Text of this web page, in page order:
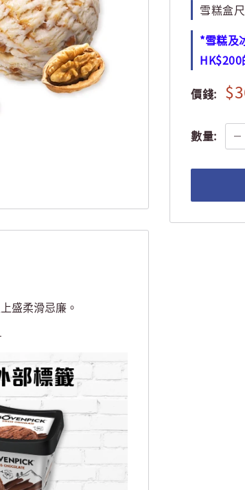
雪糕盒
*雪糕及
HK$200
價錢:
數量:
盛柔滑忌廉。